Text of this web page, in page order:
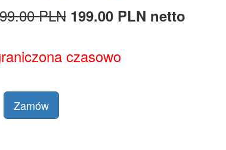
PLN 199.00 PLN netto
czasowo
Zamów